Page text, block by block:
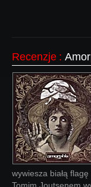
Recenzje :
wywiesza białą